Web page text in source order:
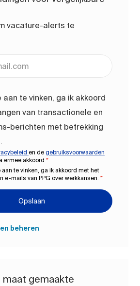
vacature-alerts te
aan te vinken, ga ik akkoord
van transactionele en
berichten met betrekking
en de gebruiksvoorwaarden
ermee akkoord *
aan te vinken, ga ik akkoord met het
e-mails van PPG over werkkansen. *
Opslaan
beheren
maat gemaakte